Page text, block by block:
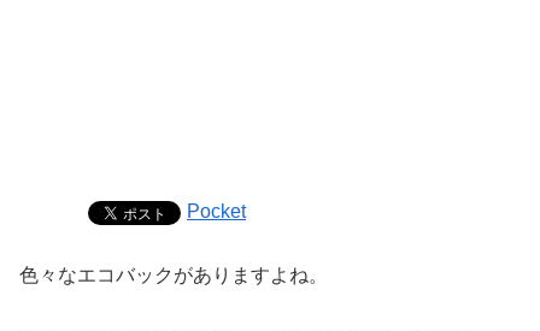
Pocket
色々なエコバックがありますよね。